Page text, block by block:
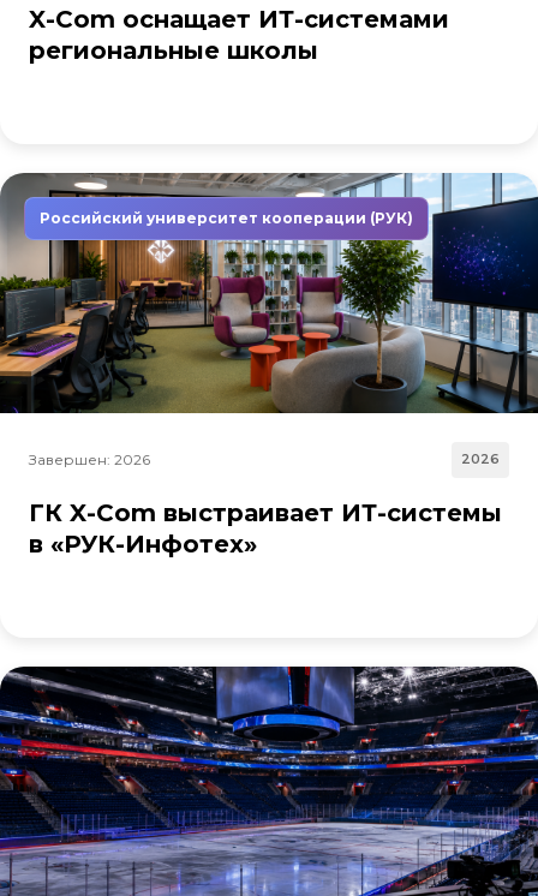
X-Com оснащает ИТ-системами
региональные школы
Российский университет кооперации (РУК)
Завершен: 2026 2026
ГК X-Com выстраивает ИТ-системы
в «РУК-Инфотех»